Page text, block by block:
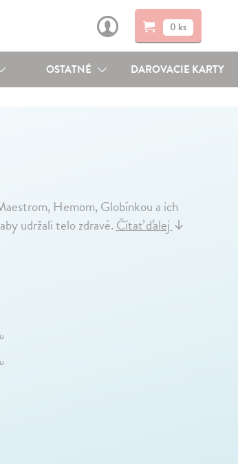
0 ks
OSTATNÉ DAROVACIE KARTY
Hemom, Globínkou a ich
udržali telo zdravé.Čítať ďalej↓